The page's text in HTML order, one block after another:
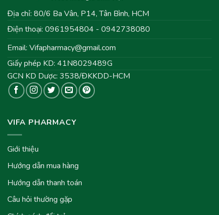
Địa chỉ: 80/6 Ba Vân, P14, Tân Bình, HCM
Điện thoại: 0961954804 - 0942738080
Email: Vifapharmacy@gmail.com
Giấy phép KD: 41N8029489G
GCN KD Dược: 3538/ĐKKDD-HCM
VIFA PHARMACY
Giới thiệu
Hướng dẫn mua hàng
Hướng dẫn thanh toán
Câu hỏi thường gặp